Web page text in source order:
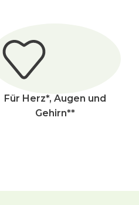
Für Herz*, Augen und
Gehirn**